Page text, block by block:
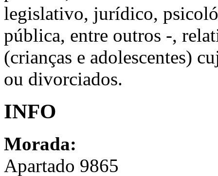
legislativo, jurídico,
pública, entre outros -,
(crianças e adolescentes)
ou divorciados.
INFO
Morada:
Apartado 9865